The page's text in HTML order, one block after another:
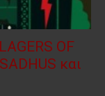
OF
και